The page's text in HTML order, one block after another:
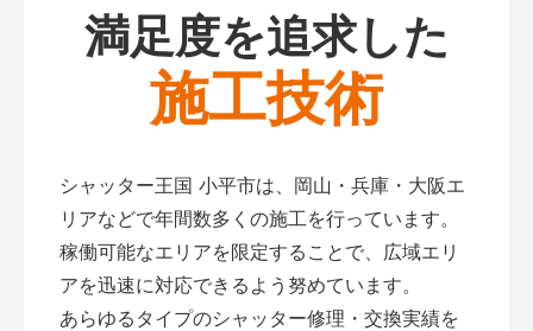
満足度を追求した
施工技術
シャッター王国 小平市は、岡山・兵庫・大阪エ
リアなどで年間数多くの施工を行っています。
稼働可能なエリアを限定することで、広域エリ
アを迅速に対応できるよう努めています。
あらゆるタイプのシャッター修理・交換実績を